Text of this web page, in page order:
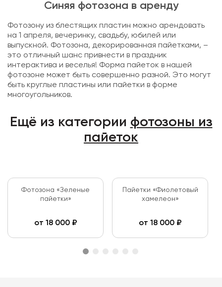
Синяя фотозона в аренду
Фотозону из блестящих пластин можно арендовать
на 1 апреля, вечеринку, свадьбу, юбилей или
выпускной. Фотозона, декорированная пайетками, –
это отличный шанс привнести в праздник
интерактива и веселья! Форма пайеток в нашей
фотозоне может быть совершенно разной. Это могут
быть круглые пластины или пайетки в форме
многоугольников.
Ещё из категории фотозоны из
пайеток
Фотозона «Зеленые
пайетки»
от 18 000₽
Пайетки «Фиолетовый
хамелеон»
от 18 000₽